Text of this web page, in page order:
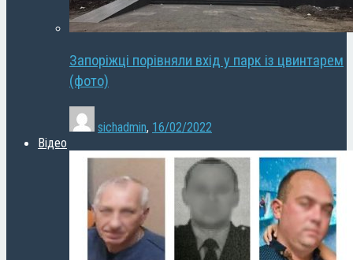
Запоріжці порівняли вхід у парк із цвинтарем
(фото)
sichadmin, 16/02/2022
Відео